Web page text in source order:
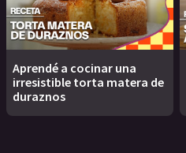
Aprendé a cocinar una
irresistible torta matera de
duraznos